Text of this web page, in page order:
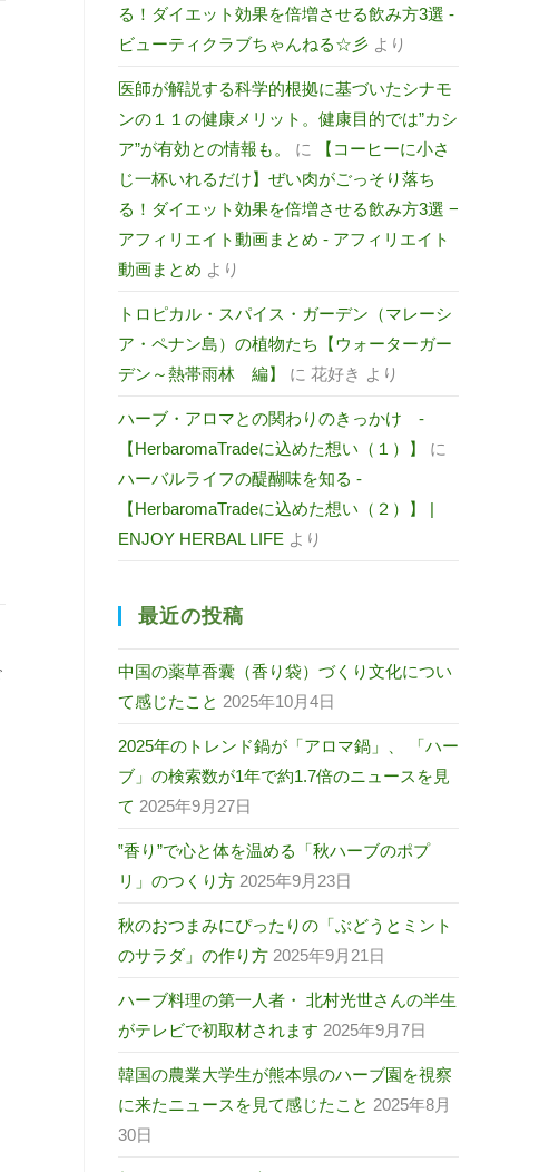
る！ダイエット効果を倍増させる飲み方3選 -
ビューティクラブちゃんねる☆彡 より
医師が解説する科学的根拠に基づいたシナモ
ンの１１の健康メリット。健康目的では”カシ
ア”が有効との情報も。
に
【コーヒーに小さ
じ一杯いれるだけ】ぜい肉がごっそり落ち
る！ダイエット効果を倍増させる飲み方3選 −
アフィリエイト動画まとめ - アフィリエイト
動画まとめ より
トロピカル・スパイス・ガーデン（マレーシ
ア・ペナン島）の植物たち【ウォーターガー
デン～熱帯雨林 編】
に 花好き より
ハーブ・アロマとの関わりのきっかけ -
【HerbaromaTradeに込めた想い（１）】
に
ハーバルライフの醍醐味を知る -
【HerbaromaTradeに込めた想い（２）】 |
ENJOY HERBAL LIFE より
最近の投稿
中国の薬草香囊（香り袋）づくり文化につい
て感じたこと 2025年10月4日
2025年のトレンド鍋が「アロマ鍋」、 「ハー
ブ」の検索数が1年で約1.7倍のニュースを見
て 2025年9月27日
‟香り”で心と体を温める「秋ハーブのポプ
リ」のつくり方 2025年9月23日
秋のおつまみにぴったりの「ぶどうとミント
のサラダ」の作り方 2025年9月21日
ハーブ料理の第一人者・ 北村光世さんの半生
がテレビで初取材されます 2025年9月7日
韓国の農業大学生が熊本県のハーブ園を視察
に来たニュースを見て感じたこと 2025年8月
30日